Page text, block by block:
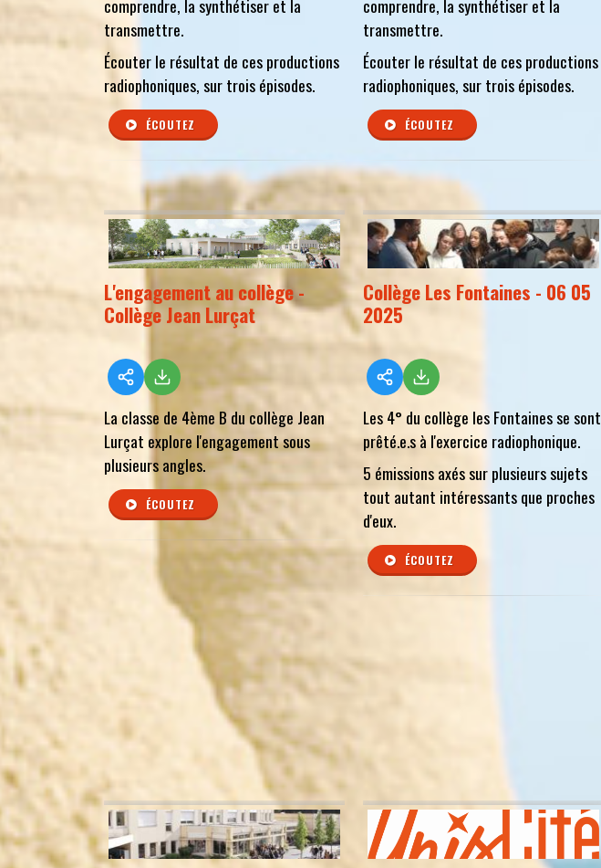
comprendre, la synthétiser et la
transmettre.
Écouter le résultat de ces productions
radiophoniques, sur trois épisodes.
ÉCOUTEZ
comprendre, la synthétiser et la
transmettre.
Écouter le résultat de ces productions
radiophoniques, sur trois épisodes.
ÉCOUTEZ
L'engagement au collège -
Collège Jean Lurçat
La classe de 4ème B du collège Jean
Lurçat explore l'engagement sous
plusieurs angles.
ÉCOUTEZ
Collège Les Fontaines - 06 05
2025
Les 4° du collège les Fontaines se sont
prêté.e.s à l'exercice radiophonique.
5 émissions axés sur plusieurs sujets
tout autant intéressants que proches
d'eux.
ÉCOUTEZ